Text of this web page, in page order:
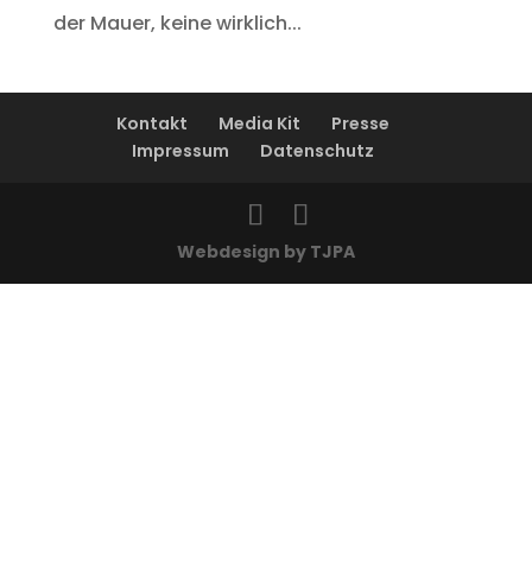
der Mauer, keine wirklich...
Kontakt Media Kit
Presse
Impressum
Datenschutz
Webdesign by TJPA